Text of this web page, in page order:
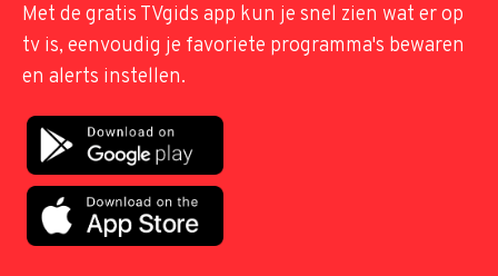
Met de gratis TVgids app kun je snel zien wat er op
tv is, eenvoudig je favoriete programma's bewaren
en alerts instellen.